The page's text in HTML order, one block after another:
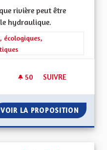
rivière peut être
hydraulique.
: Les transitions
écologiques,
50 50 ABONNÉS
SUIVRE
VOIR LA PROPOSITION